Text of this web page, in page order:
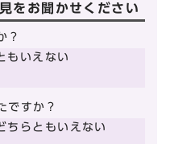
をお聞かせください
？
もいえない
ですか？
ちらともいえない